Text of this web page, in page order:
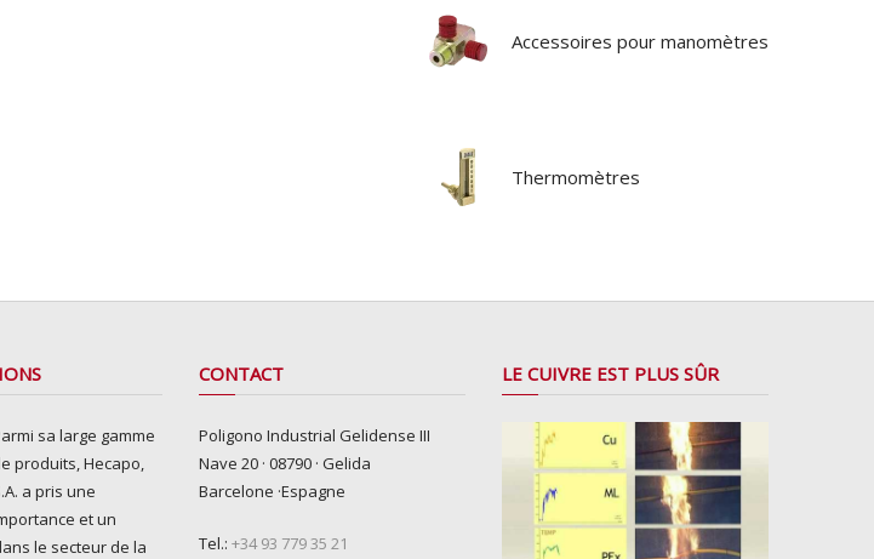
Accessoires pour manomètres
Thermomètres
sa large gamme
produits, Hecapo,
a pris une
et un
le secteur de la
CONTACT
Poligono Industrial Gelidense III
Nave 20 · 08790 · Gelida
Barcelone ·Espagne
Tel.: +34 93 779 35 21
LE CUIVRE EST PLUS SÛR